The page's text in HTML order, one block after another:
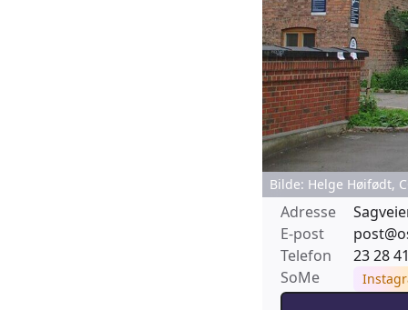
Bilde: Helge Høifødt,
Adresse
E-post
Telefon
23 28
SoMe